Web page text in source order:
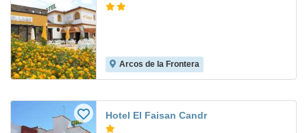
Arcos de la Frontera
Hotel El Faisan Candr